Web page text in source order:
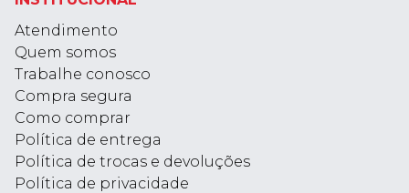
Atendimento
Quem somos
Trabalhe conosco
Compra segura
Como comprar
Política de entrega
Política de trocas e devoluções
Política de privacidade